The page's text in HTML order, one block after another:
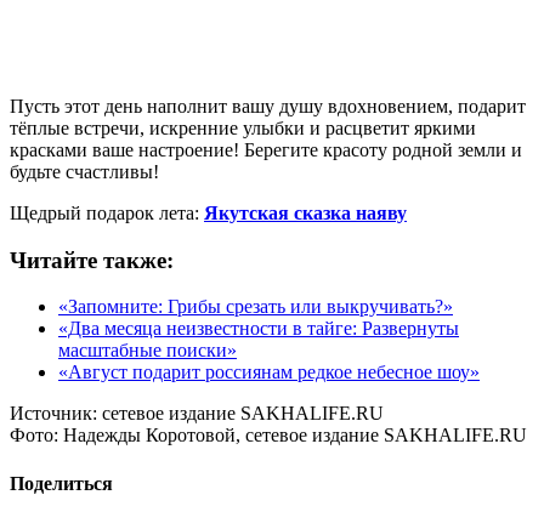
Пусть этот день наполнит вашу душу вдохновением, подарит
тёплые встречи, искренние улыбки и расцветит яркими
красками ваше настроение! Берегите красоту родной земли и
будьте счастливы!
Щедрый подарок лета: Якутская сказка наяву
Читайте также:
«Запомните: Грибы срезать или выкручивать?»
«Два месяца неизвестности в тайге: Развернуты
масштабные поиски»
«Август подарит россиянам редкое небесное шоу»
Источник: сетевое издание SAKHALIFE.RU
Фото: Надежды Коротовой, сетевое издание SAKHALIFE.RU
Поделиться